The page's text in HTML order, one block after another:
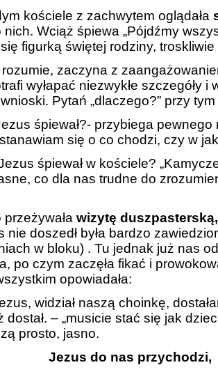
kościele z zachwytem oglądała
Wciąż śpiewa „Pójdźmy
figurką świętej rodziny,
zaczyna z
wyłapać niezwykłe szczegóły i
Pytań „dlaczego?” przy
śpiewał?- przybiega pewnego
się o co chodzi, czy w
śpiewał w kościele?
co dla nas trudne do
wizytę duszpasterską,
nie doszedł była bardzo
w bloku) . Tu jednak już nas
po czym zaczęła fikać i
opowiadała:
widział naszą choinkę,
dostał. – „musicie stać się jak
prosto, jasno.
Jezus do nas przychodzi,